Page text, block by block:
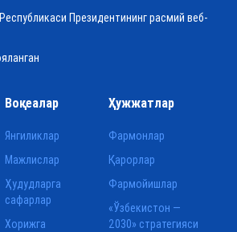
Президентининг расмий веб-
Воқеалар
Янгиликлар
Мажлислар
Ҳудудларга
сафарлар
Хорижга
Ҳужжатлар
Фармонлар
Қарорлар
Фармойишлар
«Ўзбекистон —
2030» стратегияси